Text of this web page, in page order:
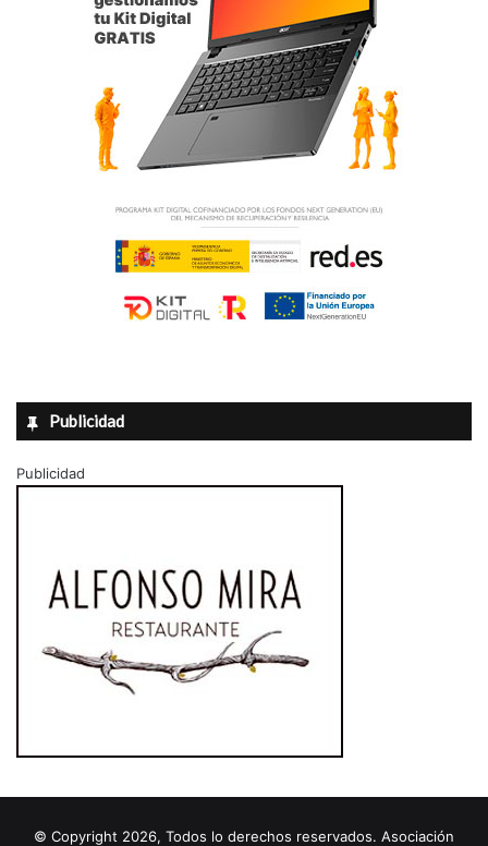
Publicidad
Publicidad
© Copyright 2026, Todos lo derechos reservados. Asociación